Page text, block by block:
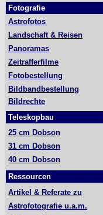
Fotografie
Astrofotos
Landschaft & Reisen
Panoramas
Zeitrafferfilme
Fotobestellung
Bildbandbestellung
Bildrechte
Teleskopbau
25 cm Dobson
31 cm Dobson
40 cm Dobson
Ressourcen
Artikel & Referate zu
Astrofotografie u.a.m.